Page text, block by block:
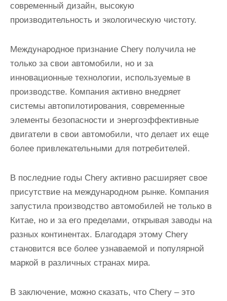
современный дизайн, высокую
производительность и экологическую чистоту.
Международное признание Chery получила не
только за свои автомобили, но и за
инновационные технологии, используемые в
производстве. Компания активно внедряет
системы автопилотирования, современные
элементы безопасности и энергоэффективные
двигатели в свои автомобили, что делает их еще
более привлекательными для потребителей.
В последние годы Chery активно расширяет свое
присутствие на международном рынке. Компания
запустила производство автомобилей не только в
Китае, но и за его пределами, открывая заводы на
разных континентах. Благодаря этому Chery
становится все более узнаваемой и популярной
маркой в различных странах мира.
В заключение, можно сказать, что Chery – это